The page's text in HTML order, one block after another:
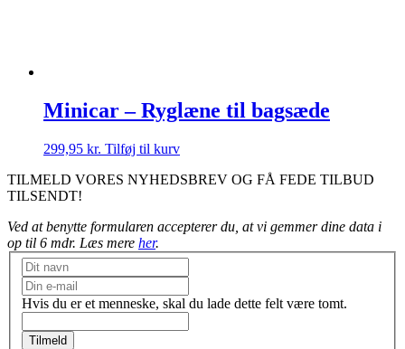
Minicar – Ryglæne til bagsæde
299,95 kr. Tilføj til kurv
TILMELD VORES NYHEDSBREV OG FÅ FEDE TILBUD
TILSENDT!
Ved at benytte formularen accepterer du, at vi gemmer dine data i
op til 6 mdr. Læs mere her.
Nyhedsbrev
Hvis du er et menneske, skal du lade dette felt være tomt.
Tilmeld